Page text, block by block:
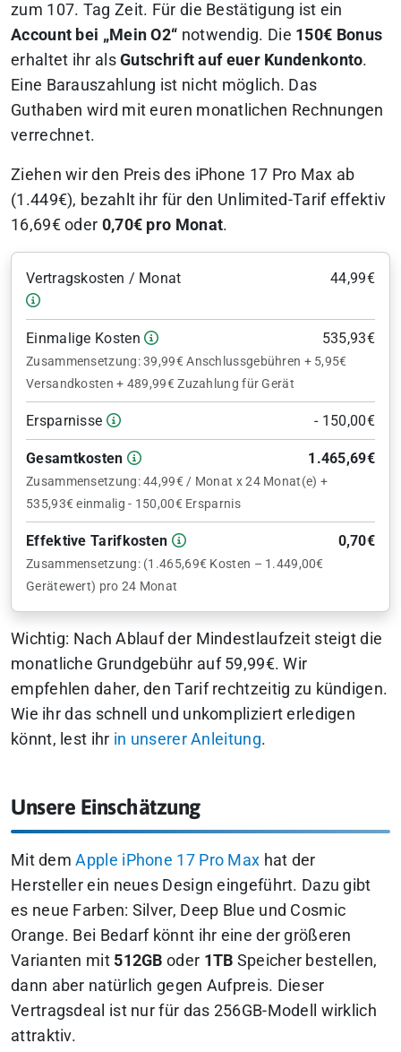
zum 107. Tag Zeit. Für die Bestätigung ist ein
Account bei „Mein O2“ notwendig. Die 150€ Bonus
erhaltet ihr alsGutschrift auf euer Kundenkonto.
Eine Barauszahlung ist nicht möglich. Das
Guthaben wird mit euren monatlichen Rechnungen
verrechnet.
Ziehen wir den Preis des iPhone 17 Pro Max ab
(1.449€), bezahlt ihr für den Unlimited-Tarif effektiv
16,69€ oder 0,70€ pro Monat.
Vertragskosten / Monat 44,99€
Einmalige Kosten 535,93€
Zusammensetzung: 39,99€ Anschlussgebühren + 5,95€
Versandkosten + 489,99€ Zuzahlung für Gerät
Ersparnisse - 150,00€
Gesamtkosten 1.465,69€
Zusammensetzung: 44,99€ / Monat x 24 Monat(e) +
535,93€ einmalig - 150,00€ Ersparnis
Effektive Tarifkosten 0,70€
Zusammensetzung: (1.465,69€ Kosten – 1.449,00€
Gerätewert) pro 24 Monat
Wichtig: Nach Ablauf der Mindestlaufzeit steigt die
monatliche Grundgebühr auf 59,99€. Wir
empfehlen daher, den Tarif rechtzeitig zu kündigen.
Wie ihr das schnell und unkompliziert erledigen
könnt, lest ihr in unserer Anleitung.
Unsere Einschätzung
Mit demApple iPhone 17 Pro Max hat der
Hersteller ein neues Design eingeführt. Dazu gibt
es neue Farben: Silver, Deep Blue und Cosmic
Orange. Bei Bedarf könnt ihr eine der größeren
Varianten mit 512GB oder 1TB Speicher bestellen,
dann aber natürlich gegen Aufpreis. Dieser
Vertragsdeal ist nur für das 256GB-Modell wirklich
attraktiv.